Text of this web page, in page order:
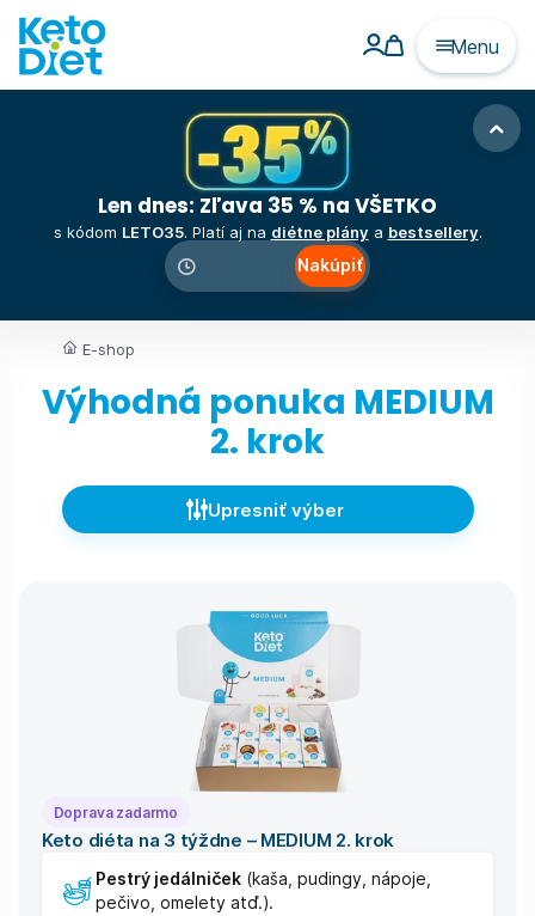
Menu
Len dnes: Zľava 35 % na VŠETKO
s kódom LETO35. Platí aj na diétne plány a bestsellery.
Nakúpiť
E-shop
Výhodná ponuka MEDIUM
2. krok
Upresniť výber
Doprava zadarmo
Keto diéta na 3 týždne – MEDIUM 2. krok
Pestrý jedálniček (kaša, pudingy, nápoje,
pečivo, omelety atď.).